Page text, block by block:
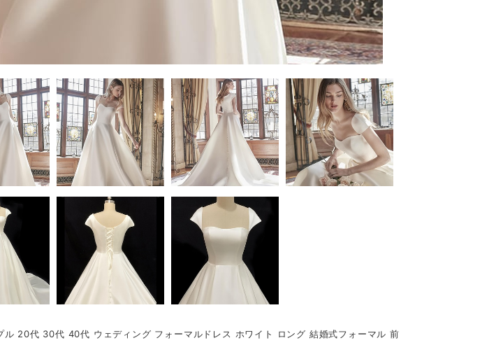
ル 20代 30代 40代 ウェディング フォーマルドレス ホワイト ロング 結婚式フォーマル 前